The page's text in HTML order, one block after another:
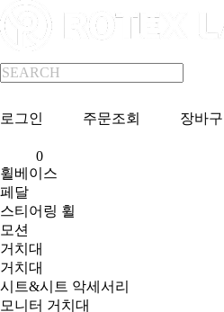
로그인 주문조회 장바구
0
휠베이스
페달
스티어링 휠
모션
거치대
거치대
시트&시트 악세서리
모니터 거치대